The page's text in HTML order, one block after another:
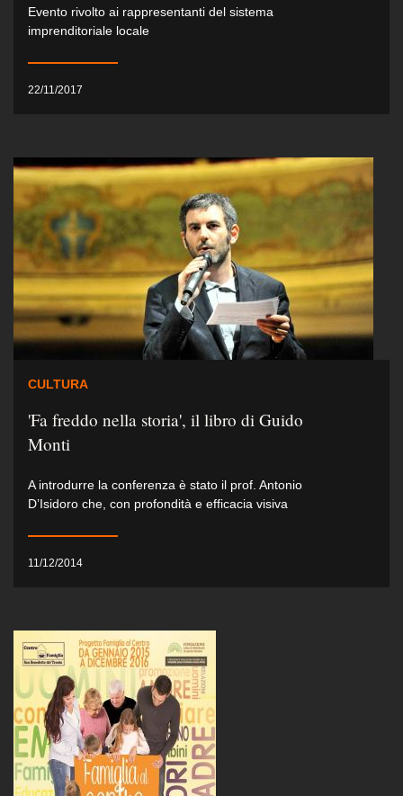
Evento rivolto ai rappresentanti del sistema
imprenditoriale locale
22/11/2017
CULTURA
'Fa freddo nella storia', il libro di Guido
Monti
A introdurre la conferenza è stato il prof. Antonio
D’Isidoro che, con profondità e efficacia visiva
11/12/2014